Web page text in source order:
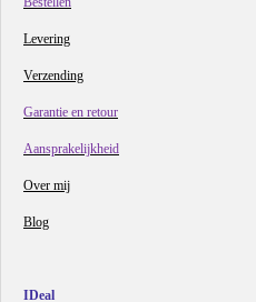
Levering
Verzending
Garantie en retour
Aansprakelijkheid
Over mij
Blog
IDeal